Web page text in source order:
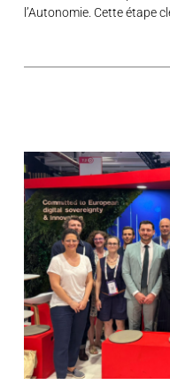
l’Autonomie. Cette étape